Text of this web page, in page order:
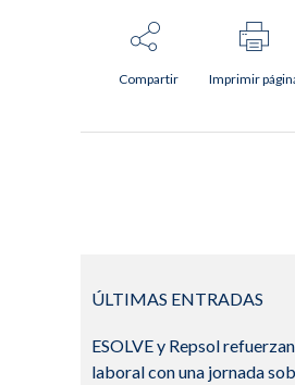
Compartir Imprimir
ÚLTIMAS ENTRADAS
ESOLVE y Repsol
laboral con una jornada